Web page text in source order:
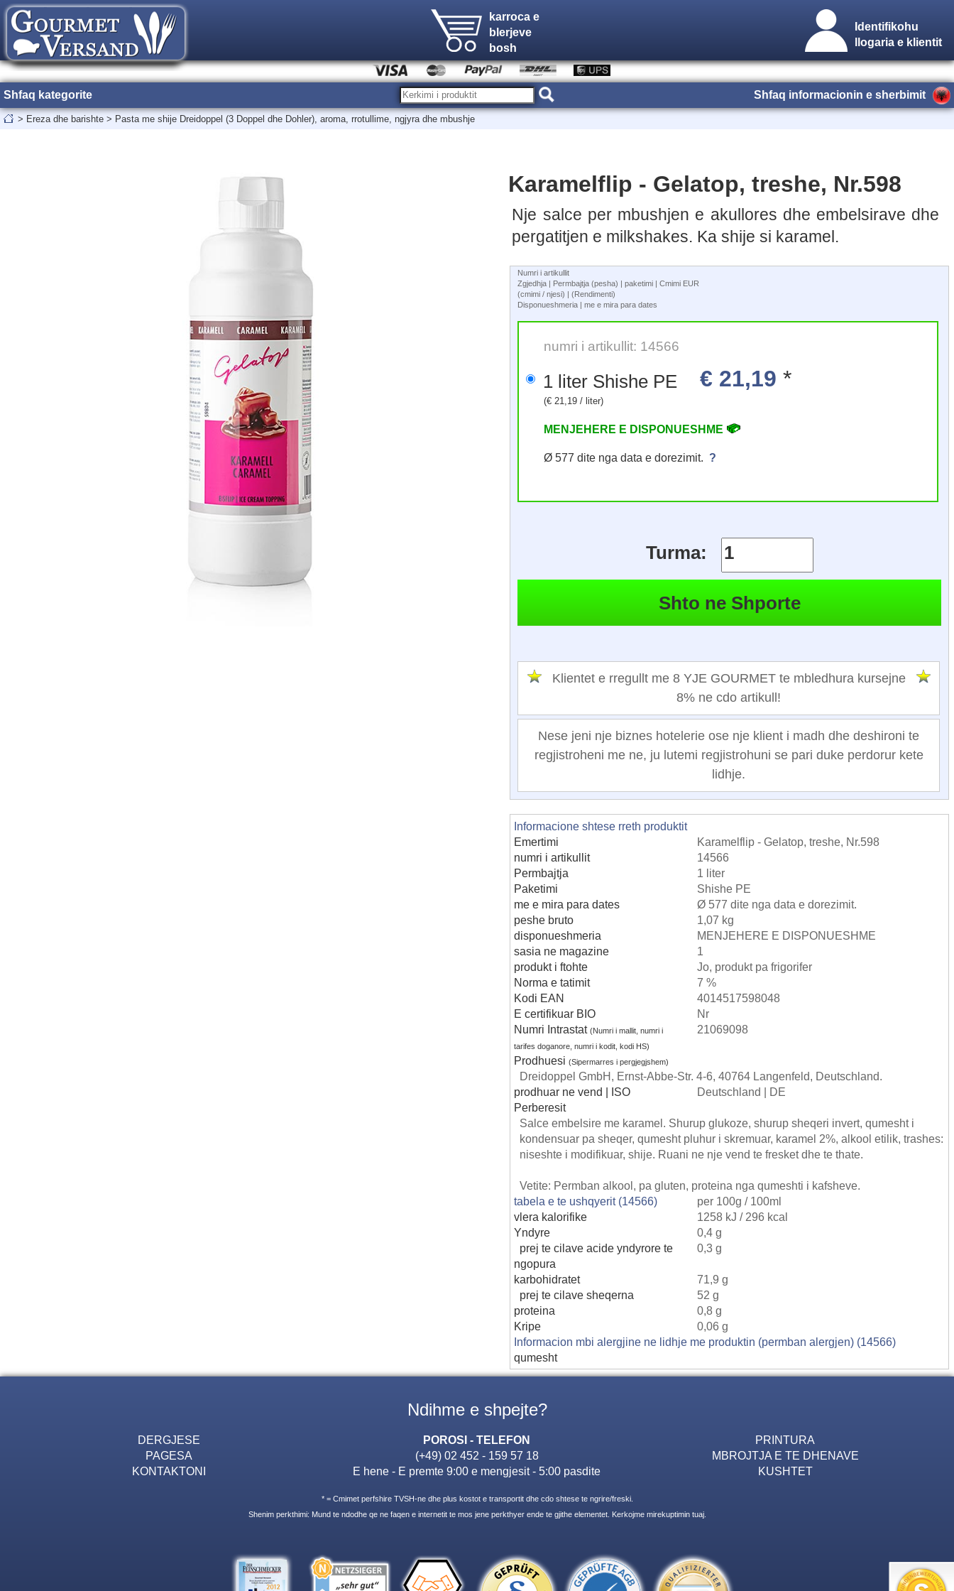
karroca e
blerjeve
bosh
Identifikohu
llogaria e klientit
Shfaq kategorite Shfaq informacionin e sherbimit
> Ereza dhe barishte > Pasta me shije Dreidoppel (3 Doppel dhe Dohler), aroma, rrotullime, ngjyra dhe mbushje
Karamelflip - Gelatop, treshe, Nr.598
Nje salce per mbushjen e akullores dhe embelsirave dhe
pergatitjen e milkshakes. Ka shije si karamel.
Numri i artikullit
Zgjedhja | Permbajtja (pesha) | paketimi | Cmimi EUR
(cmimi / njesi) | (Rendimenti)
Disponueshmeria | me e mira para dates
numri i artikullit: 14566
1 liter Shishe PE € 21,19 *
(€ 21,19 / liter)
MENJEHERE E DISPONUESHME
Ø 577 dite nga data e dorezimit. ?
Turma:
Klientet e rregullt me 8 YJE GOURMET te mbledhura kursejne
8% ne cdo artikull!
Nese jeni nje biznes hotelerie ose nje klient i madh dhe deshironi te
regjistroheni me ne, ju lutemi regjistrohuni se pari duke perdorur kete
lidhje.
Informacione shtese rreth produktit
Emertimi
Karamelflip - Gelatop, treshe, Nr.598
numri i artikullit
14566
Permbajtja
1 liter
Paketimi
Shishe PE
me e mira para dates
Ø 577 dite nga data e dorezimit.
peshe bruto
1,07 kg
disponueshmeria
MENJEHERE E DISPONUESHME
sasia ne magazine
1
produkt i ftohte
Jo, produkt pa frigorifer
Norma e tatimit
7 %
Kodi EAN
4014517598048
E certifikuar BIO
Nr
Numri Intrastat(Numri i mallit, numri i
tarifes doganore, numri i kodit, kodi HS)
21069098
Prodhuesi(Sipermarres i pergjegjshem)
Dreidoppel GmbH, Ernst-Abbe-Str. 4-6, 40764 Langenfeld, Deutschland.
prodhuar ne vend | ISO
Deutschland | DE
Perberesit
Salce embelsire me karamel. Shurup glukoze, shurup sheqeri invert, qumesht i
kondensuar pa sheqer, qumesht pluhur i skremuar, karamel 2%, alkool etilik, trashes:
niseshte i modifikuar, shije. Ruani ne nje vend te fresket dhe te thate.
Vetite: Permban alkool, pa gluten, proteina nga qumeshti i kafsheve.
tabela e te ushqyerit (14566)
per 100g / 100ml
vlera kalorifike
1258 kJ / 296 kcal
Yndyre
0,4 g
prej te cilave acide yndyrore te
ngopura
0,3 g
karbohidratet
71,9 g
prej te cilave sheqerna
52 g
proteina
0,8 g
Kripe
0,06 g
Informacion mbi alergjine ne lidhje me produktin (permban alergjen) (14566)
qumesht
Ndihme e shpejte?
DERGJESE
PAGESA
KONTAKTONI
POROSI - TELEFON
(+49) 02 452 - 159 57 18
E hene - E premte 9:00 e mengjesit - 5:00 pasdite
PRINTURA
MBROJTJA E TE DHENAVE
KUSHTET
* = Cmimet perfshire TVSH-ne dhe plus kostot e transportit dhe cdo shtese te ngrire/freski.
Shenim perkthimi: Mund te ndodhe qe ne faqen e internetit te mos jene perkthyer ende te gjithe elementet. Kerkojme mirekuptimin tuaj.